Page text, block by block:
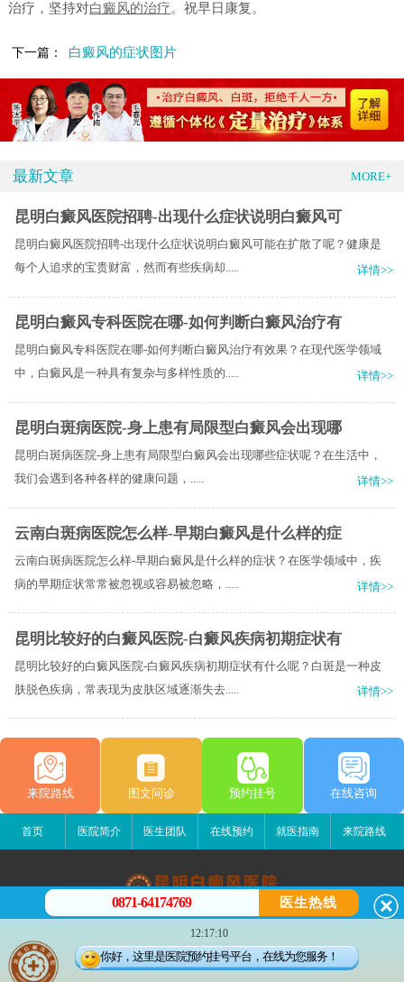
治疗，坚持对白癜风的治疗。祝早日康复。
下一篇： 白癜风的症状图片
最新文章 MORE+
昆明白癜风医院招聘-出现什么症状说明白癜风可
昆明白癜风医院招聘-出现什么症状说明白癜风可能在扩散了呢？健康是
每个人追求的宝贵财富，然而有些疾病却.....
详情>>
昆明白癜风专科医院在哪-如何判断白癜风治疗有
昆明白癜风专科医院在哪-如何判断白癜风治疗有效果？在现代医学领域
中，白癜风是一种具有复杂与多样性质的.....
详情>>
昆明白斑病医院-身上患有局限型白癜风会出现哪
昆明白斑病医院-身上患有局限型白癜风会出现哪些症状呢？​在生活中，
我们会遇到各种各样的健康问题，.....
详情>>
云南白斑病医院怎么样-早期白癜风是什么样的症
云南白斑病医院怎么样-早期白癜风是什么样的症状？在医学领域中，疾
病的早期症状常常被忽视或容易被忽略，.....
详情>>
昆明比较好的白癜风医院-白癜风疾病初期症状有
昆明比较好的白癜风医院-白癜风疾病初期症状有什么呢？白斑是一种皮
肤脱色疾病，常表现为皮肤区域逐渐失去.....
详情>>
来院路线 图文问诊 预约挂号 在线咨询
首页 医院简介 医生团队 在线预约 就医指南 来院路线
昆明白癜风医院
昆明市五华区护国路2号
版权所有：昆明白癜风医院
0871-64174769 医生热线
12:17:10
你好，这里是医院预约挂号平台，在线为您服务！